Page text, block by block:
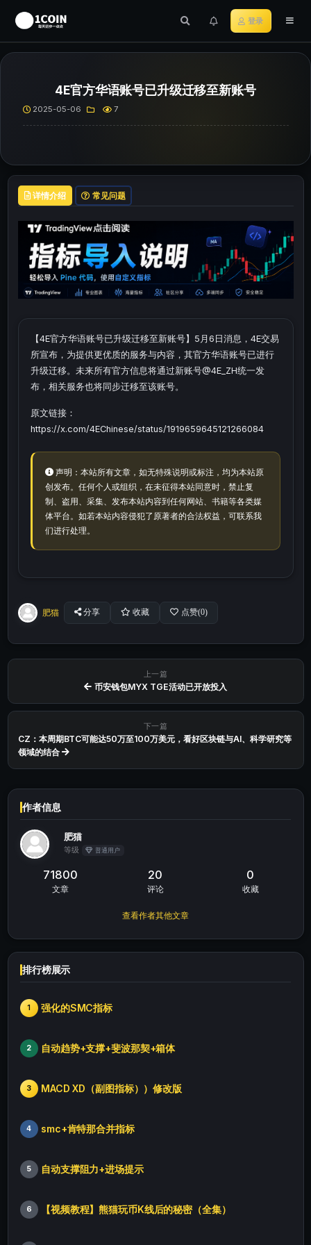
登录
4E官方华语账号已升级迁移至新账号
2025-05-06 7
详情介绍 常见问题
【4E官方华语账号已升级迁移至新账号】5月6日消息，4E交易
所宣布，为提供更优质的服务与内容，其官方华语账号已进行
升级迁移。未来所有官方信息将通过新账号@4E_ZH统一发
布，相关服务也将同步迁移至该账号。
原文链接：
https://x.com/4EChinese/status/1919659645121266084
声明：本站所有文章，如无特殊说明或标注，均为本站原
创发布。任何个人或组织，在未征得本站同意时，禁止复
制、盗用、采集、发布本站内容到任何网站、书籍等各类媒
体平台。如若本站内容侵犯了原著者的合法权益，可联系我
们进行处理。
肥猫 分享 收藏 点赞(0)
上一篇
币安钱包MYX TGE活动已开放投入
下一篇
CZ：本周期BTC可能达50万至100万美元，看好区块链与AI、科学研究等
领域的结合
作者信息
肥猫
等级 普通用户
71800
文章
20
评论
0
收藏
查看作者其他文章
排行榜展示
1 强化的SMC指标
2 自动趋势+支撑+斐波那契+箱体
3 MACD XD（副图指标））修改版
4 smc+肯特那合并指标
5 自动支撑阻力+进场提示
6 【视频教程】熊猫玩币K线后的秘密（全集）